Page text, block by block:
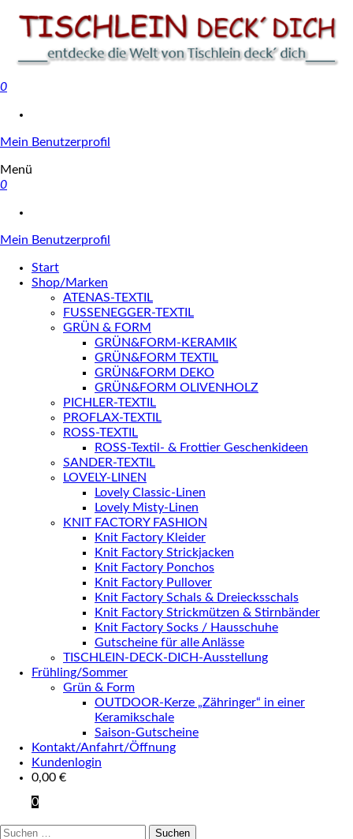
0
Mein Benutzerprofil
Menü
0
Mein Benutzerprofil
Start
Shop/Marken
ATENAS-TEXTIL
FUSSENEGGER-TEXTIL
GRÜN & FORM
GRÜN&FORM-KERAMIK
GRÜN&FORM TEXTIL
GRÜN&FORM DEKO
GRÜN&FORM OLIVENHOLZ
PICHLER-TEXTIL
PROFLAX-TEXTIL
ROSS-TEXTIL
ROSS-Textil- & Frottier Geschenkideen
SANDER-TEXTIL
LOVELY-LINEN
Lovely Classic-Linen
Lovely Misty-Linen
KNIT FACTORY FASHION
Knit Factory Kleider
Knit Factory Strickjacken
Knit Factory Ponchos
Knit Factory Pullover
Knit Factory Schals & Dreiecksschals
Knit Factory Strickmützen & Stirnbänder
Knit Factory Socks / Hausschuhe
Gutscheine für alle Anlässe
TISCHLEIN-DECK-DICH-Ausstellung
Frühling/Sommer
Grün & Form
OUTDOOR-Kerze „Zähringer“ in einer
Keramikschale
Saison-Gutscheine
Kontakt/Anfahrt/Öffnung
Kundenlogin
0,00 €
0
Suchen